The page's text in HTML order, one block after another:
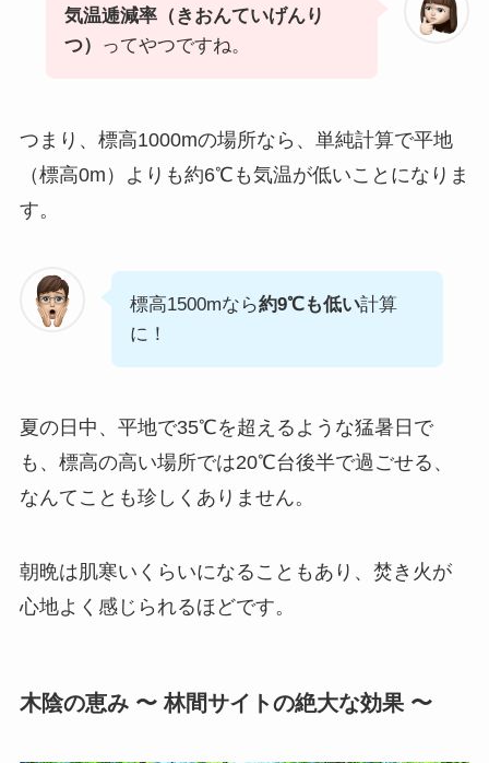
気温逓減率（きおんていげんり
つ）
ってやつですね。
つまり、標高1000mの場所なら、単純計算で平地
（標高0m）よりも約6℃も気温が低いことになりま
す。
標高1500mなら約9℃も低い計算
に！
夏の日中、平地で35℃を超えるような猛暑日で
も、標高の高い場所では20℃台後半で過ごせる、
なんてことも珍しくありません。
朝晩は肌寒いくらいになることもあり、焚き火が
心地よく感じられるほどです。
木陰の恵み 〜 林間サイトの絶大な効果 〜